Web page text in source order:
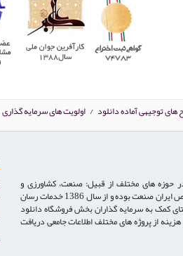
های توجیهی آماده دانلود / اولویت های سرمایه گذاری
حوزه های مختلف از قبیل: صنعت، کشاورزی و
دامپروری، خدمات، گردشگری و توریست سلامت تخصص ایران صنعت بوده و از سال 1386 خدمات رسان
کمک به سرمایه گذاران بخش فروشگاه دانلود
از پروژه های مختلف اطلاعات جامعی دریافت